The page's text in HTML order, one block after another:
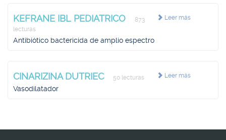
Leer más
KEFRANE IBL PEDIATRICO
873
lecturas
Antibiótico bactericida de amplio espectro
Leer más
CINARIZINA DUTRIEC 50 lecturas
Vasodilatador